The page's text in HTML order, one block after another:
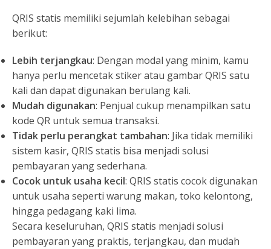
QRIS statis memiliki sejumlah kelebihan sebagai
berikut:
Lebih terjangkau: Dengan modal yang minim, kamu
hanya perlu mencetak stiker atau gambar QRIS satu
kali dan dapat digunakan berulang kali.
Mudah digunakan: Penjual cukup menampilkan satu
kode QR untuk semua transaksi.
Tidak perlu perangkat tambahan: Jika tidak memiliki
sistem kasir, QRIS statis bisa menjadi solusi
pembayaran yang sederhana.
Cocok untuk usaha kecil: QRIS statis cocok digunakan
untuk usaha seperti warung makan, toko kelontong,
hingga pedagang kaki lima.
Secara keseluruhan, QRIS statis menjadi solusi
pembayaran yang praktis, terjangkau, dan mudah